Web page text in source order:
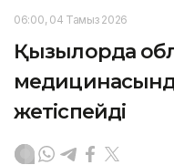
06:00, 04 Тамыз 2026
Қызылорда
жетіспейді